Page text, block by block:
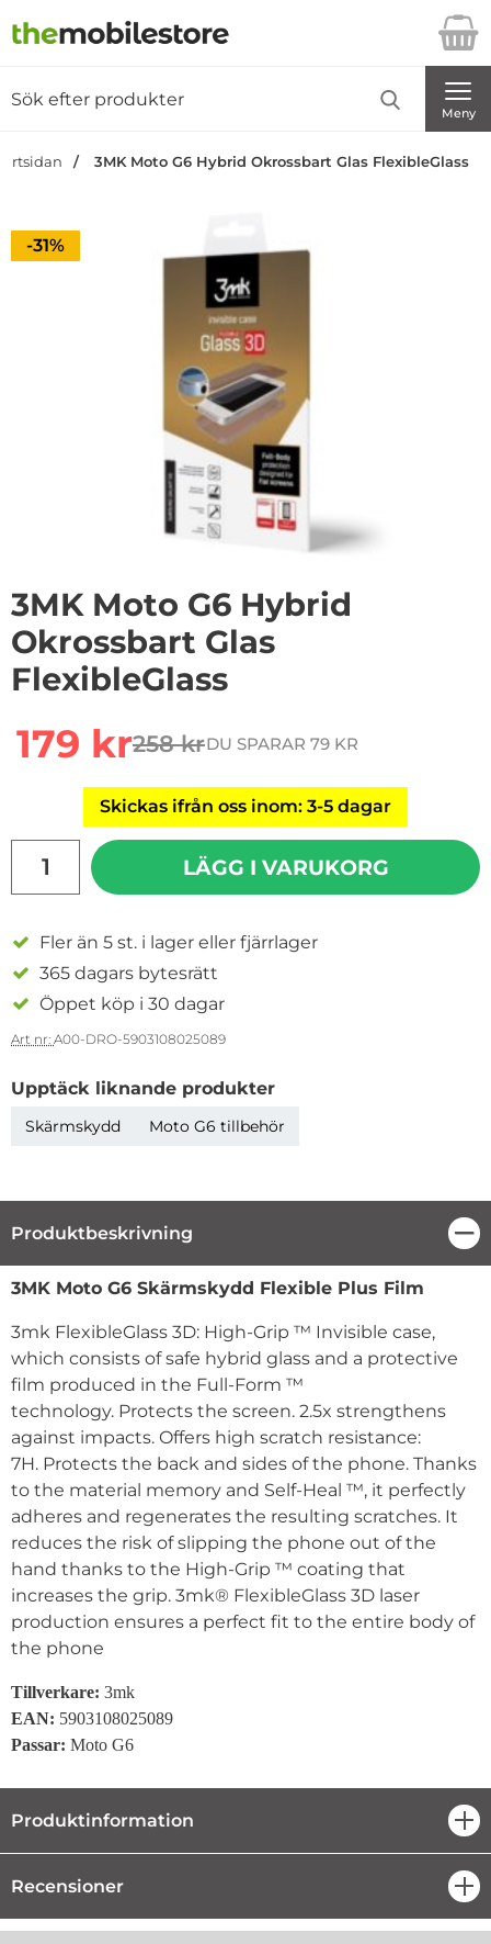
Startsidan för Danira Telecom AB
Meny
3MK Moto G6 Hybrid Okrossbart Glas FlexibleGlass
Priset är nedsatt med
-31%
3MK Moto G6 Hybrid
Okrossbart Glas
FlexibleGlass
rea pris
179 krtidigare pris
258 krDU SPARAR 79 KR
Skickas ifrån oss inom: 3-5 dagar
LÄGG I VARUKORG
Fler än 5 st. i lager eller fjärrlager
365 dagars bytesrätt
Öppet köp i 30 dagar
Art nr: A00-DRO-5903108025089
Upptäck liknande produkter
Skärmskydd Moto G6 tillbehör
Produktbeskrivning
Produktbeskrivning
3MK Moto G6 Skärmskydd Flexible Plus Film
3mk FlexibleGlass 3D: High-Grip ™ Invisible case,
which consists of safe hybrid glass and a protective
film produced in the Full-Form ™
technology. Protects the screen. 2.5x strengthens
against impacts. Offers high scratch resistance:
7H. Protects the back and sides of the phone. Thanks
to the material memory and Self-Heal ™, it perfectly
adheres and regenerates the resulting scratches. It
reduces the risk of slipping the phone out of the
hand thanks to the High-Grip ™ coating that
increases the grip. 3mk® FlexibleGlass 3D laser
production ensures a perfect fit to the entire body of
the phone
Tillverkare: 3mk
EAN: 5903108025089
Passar: Moto G6
Produktinformation
Recensioner